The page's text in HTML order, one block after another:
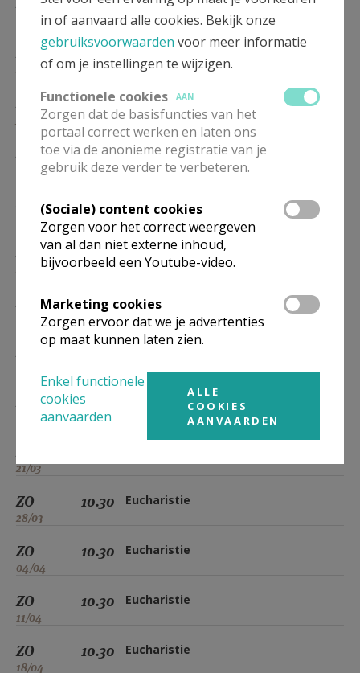
24/01
10.30 Eucharistie
10.30 Eucharistie
07/02
10.30 Eucharistie
14/02
10.30 Eucharistie
21/02
10.30 Eucharistie
28/02
10.30 Eucharistie
14/03
10.30 Eucharistie
21/03
ZO
28/03
10.30 Eucharistie
ZO
04/04
10.30 Eucharistie
ZO
11/04
10.30 Eucharistie
ZO
18/04
10.30 Eucharistie
in of aanvaard alle cookies. Bekijk onze
gebruiksvoorwaarden voor meer informatie
of om je instellingen te wijzigen.
Functionele cookies
AAN
Zorgen dat de basisfuncties van het
portaal correct werken en laten ons
toe via de anonieme registratie van je
gebruik deze verder te verbeteren.
(Sociale) content cookies
Zorgen voor het correct weergeven
van al dan niet externe inhoud,
bijvoorbeeld een Youtube-video.
Marketing cookies
Zorgen ervoor dat we je advertenties
op maat kunnen laten zien.
Enkel functionele
cookies
aanvaarden
ALLE
COOKIES
AANVAARDEN